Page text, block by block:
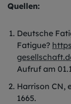
Quellen:
Deutsche
Fatigue?
Aufruf am
Harrison CN,
1665.